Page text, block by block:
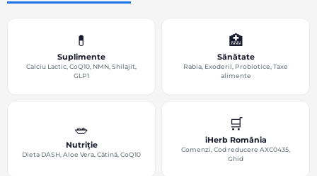
💊
Suplimente
Calciu Lactic, CoQ10, NMN, Shilajit,
GLP1
🏥
Sănătate
Rabia, Exoderil, Probiotice, Taxe
alimente
🥗
Nutriție
Dieta DASH, Aloe Vera, Cătină, CoQ10
🛒
iHerb România
Comenzi, Cod reducere AXC0435,
Ghid